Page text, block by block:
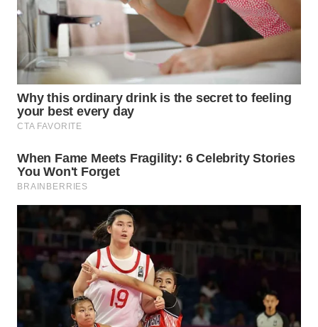
WN
KARAWANG
WN
BEKASI
WN
BOGOR
WN
DEPOK
TAPANULI
UTARA
WN